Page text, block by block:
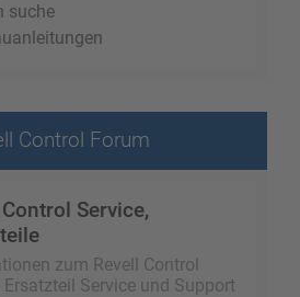
suche
Control Forum
Service,
zum Revell Control
Ersatzteil Service und Support